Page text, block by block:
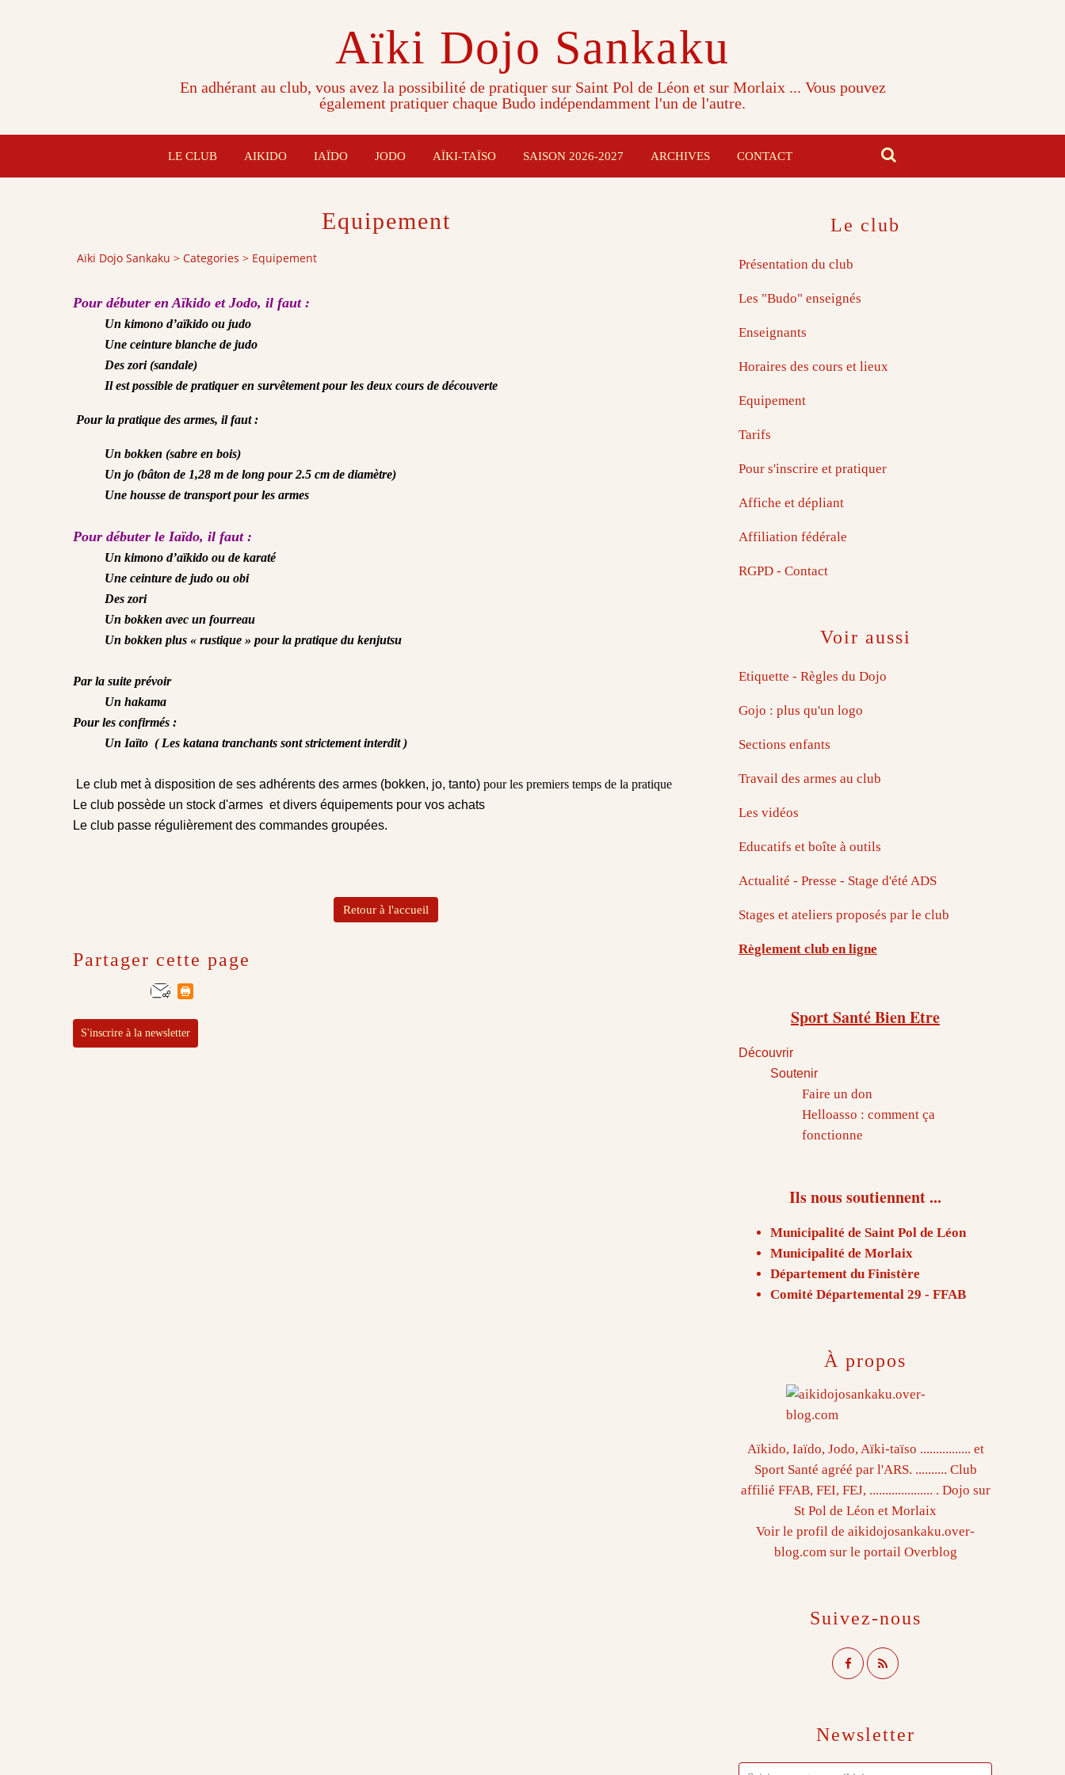
Aïki Dojo Sankaku
En adhérant au club, vous avez la possibilité de pratiquer sur Saint Pol de Léon et sur Morlaix ... Vous pouvez
également pratiquer chaque Budo indépendamment l'un de l'autre.
LE CLUB AIKIDO IAÏDO JODO AÏKI-TAÏSO SAISON 2026-2027 ARCHIVES CONTACT
Equipement
Aïki Dojo Sankaku > Categories > Equipement
Pour débuter en Aïkido et Jodo, il faut :
Un kimono d’aïkido ou judo
Une ceinture blanche de judo
Des zori (sandale)
Il est possible de pratiquer en survêtement pour les deux cours de découverte
Pour la pratique des armes, il faut :
Un bokken (sabre en bois)
Un jo (bâton de 1,28 m de long pour 2.5 cm de diamètre)
Une housse de transport pour les armes
Pour débuter le Iaïdo, il faut :
Un kimono d’aïkido ou de karaté
Une ceinture de judo ou obi
Des zori
Un bokken avec un fourreau
Un bokken plus « rustique » pour la pratique du kenjutsu
Par la suite prévoir
Un hakama
Pour les confirmés :
Un Iaïto (Les katana tranchants sont strictement interdit)
Le club met à disposition de ses adhérents des armes (bokken, jo, tanto) pour les premiers temps de la pratique
Le club possède un stock d'armes et divers équipements pour vos achats
Le club passe régulièrement des commandes groupées.
Retour à l'accueil
Partager cette page
S'inscrire à la newsletter
Newsletter
Suivez-nous
À propos
Aïkido, Iaïdo, Jodo, Aïki-taïso ................ et
Sport Santé agréé par l'ARS. .......... Club
affilié FFAB, FEI, FEJ, .................... . Dojo sur
St Pol de Léon et Morlaix
Voir le profil de aikidojosankaku.over-
blog.comsur le portail Overblog
Le club
Présentation du club
Les "Budo" enseignés
Enseignants
Horaires des cours et lieux
Equipement
Tarifs
Pour s'inscrire et pratiquer
Affiche et dépliant
Affiliation fédérale
RGPD - Contact
Voir aussi
Etiquette - Règles du Dojo
Gojo : plus qu'un logo
Sections enfants
Travail des armes au club
Les vidéos
Educatifs et boîte à outils
Actualité - Presse - Stage d'été ADS
Stages et ateliers proposés par le club
Règlement club en ligne
Sport Santé Bien Etre
Découvrir
Soutenir
Faire un don
Helloasso : comment ça
fonctionne
Ils nous soutiennent ...
Municipalité de Saint Pol de Léon
Municipalité de Morlaix
Département du Finistère
Comité Départemental 29 - FFAB